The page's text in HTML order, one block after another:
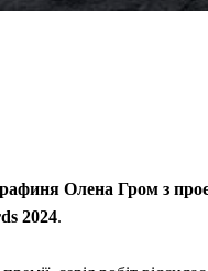
Олена Гром з
2024.